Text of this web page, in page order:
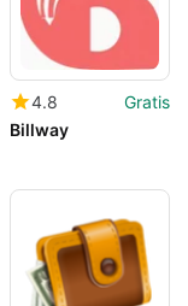
4.8
Gratis
Billway